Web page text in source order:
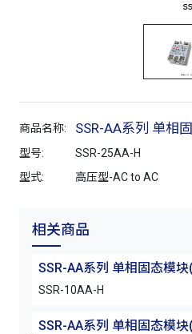
商品名称: SSR-AA系列 单相
型号:
SSR-25AA-H
型式:
高压型-AC to AC
相关商品
SSR-AA系列 单相固态模
SSR-10AA-H
SSR-AA系列 单相固态模